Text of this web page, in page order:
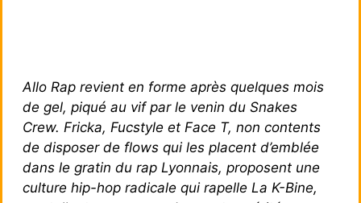
Allo Rap revient en forme après quelques mois
de gel, piqué au vif par le venin du Snakes
Crew. Fricka, Fucstyle et Face T, non contents
de disposer de flows qui les placent d’emblée
dans le gratin du rap Lyonnais, proposent une
culture hip-hop radicale qui rapelle La K-Bine,